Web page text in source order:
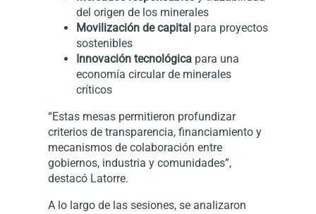
del origen de los minerales
Movilización de capital para proyectos
sostenibles
Innovación tecnológica para una
economía circular de minerales
críticos
“Estas mesas permitieron profundizar
criterios de transparencia, financiamiento y
mecanismos de colaboración entre
gobiernos, industria y comunidades”,
destacó Latorre.
A lo largo de las sesiones, se analizaron